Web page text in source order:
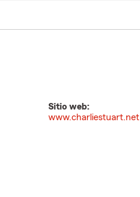
Sitio web:
www.charliestuart.net